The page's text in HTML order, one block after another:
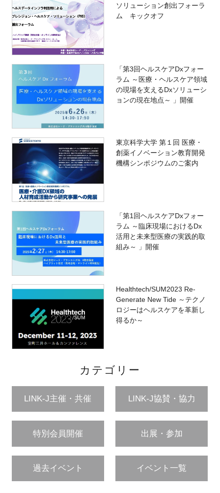
ソリューション創出フォーラ
ム キックオフ
「第3回ヘルスケアDxフォー
ラム ～医療・ヘルスケア領域
の現場を支えるDxソリューシ
ョンの現在地点～ 」開催
東京科学大学 第１回 医療・
創薬イノベーション教育開発
機構シンポジウムのご案内
「第1回ヘルスケアDxフォー
ラム ～臨床現場におけるDx
活用と未来型医療の実践的取
組み～ 」開催
Healthtech/SUM2023 Re-
Generate New Tide ～テクノ
ロジーはヘルスケアを革新し
得るか～
カテゴリー
LINK-J主催・共催 LINK-J協賛・協力
特別会員開催 出展・参加
過去イベント イベント一覧